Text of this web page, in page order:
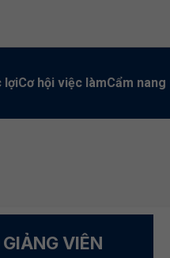
lợiCơ hội việc làmCẩm
VIÊN